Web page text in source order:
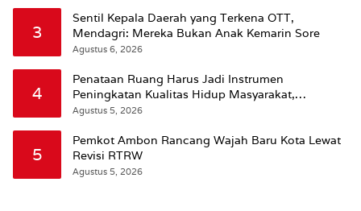
3
Sentil Kepala Daerah yang Terkena OTT,
Mendagri: Mereka Bukan Anak Kemarin Sore
Agustus 6, 2026
4
Penataan Ruang Harus Jadi Instrumen
Peningkatan Kualitas Hidup Masyarakat,
Wattimena: Revisi RT-RW Ditetapkan Pemkot
Agustus 5, 2026
5
Pemkot Ambon Rancang Wajah Baru Kota Lewat
Revisi RTRW
Agustus 5, 2026